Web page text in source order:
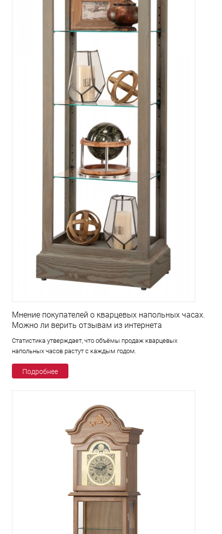
Мнение покупателей о кварцевых напольных часах.
Можно ли верить отзывам из интернета
Статистика утверждает, что объёмы продаж кварцевых
напольных часов растут с каждым годом.
Подробнее